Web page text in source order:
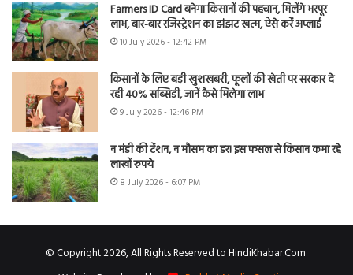
Farmers ID Card बनेगा किसानों की पहचान, मिलेंगे भरपूर
लाभ, बार-बार रजिस्ट्रेशन का झंझट खत्म, ऐसे करें अप्लाई
10 July 2026 - 12:42 PM
किसानों के लिए बड़ी खुशखबरी, फूलों की खेती पर सरकार दे
रही 40% सब्सिडी, जानें कैसे मिलेगा लाभ
9 July 2026 - 12:46 PM
न मंडी की टेंशन, न मौसम का डर! इस फसल से किसान कमा रहे
लाखों रुपये
8 July 2026 - 6:07 PM
© Copyright 2026, All Rights Reserved to HindiKhabar.Com